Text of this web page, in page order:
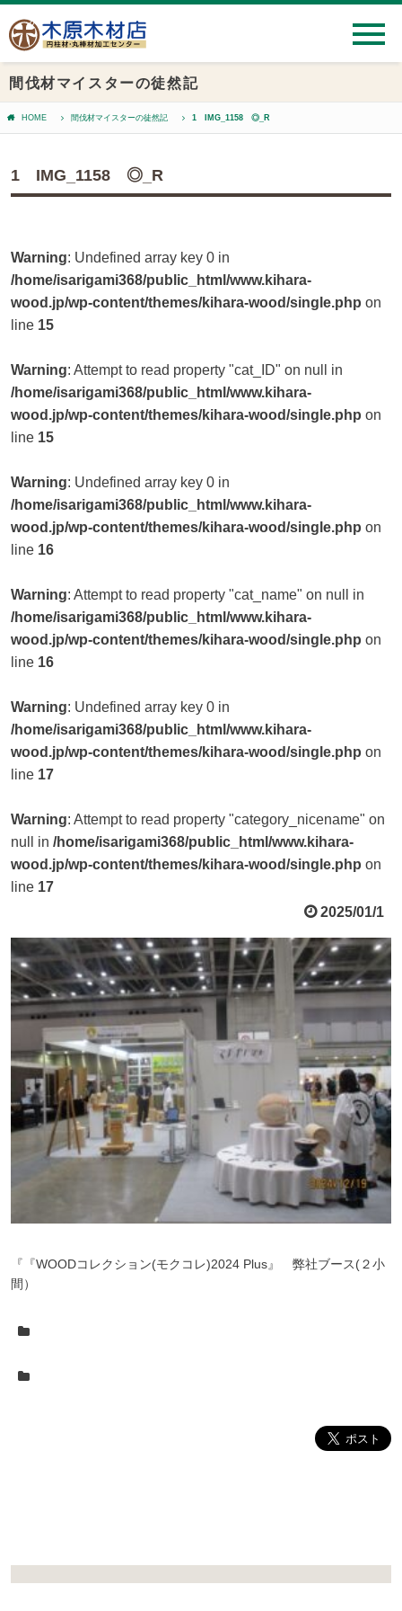
間伐材マイスターの徒然記
HOME 間伐材マイスターの徒然記 1 IMG_1158 ◎_R
1 IMG_1158 ◎_R
Warning: Undefined array key 0 in
/home/isarigami368/public_html/www.kihara-
wood.jp/wp-content/themes/kihara-wood/single.php on
line 15
Warning: Attempt to read property "cat_ID" on null in
/home/isarigami368/public_html/www.kihara-
wood.jp/wp-content/themes/kihara-wood/single.php on
line 15
Warning: Undefined array key 0 in
/home/isarigami368/public_html/www.kihara-
wood.jp/wp-content/themes/kihara-wood/single.php on
line 16
Warning: Attempt to read property "cat_name" on null in
/home/isarigami368/public_html/www.kihara-
wood.jp/wp-content/themes/kihara-wood/single.php on
line 16
Warning: Undefined array key 0 in
/home/isarigami368/public_html/www.kihara-
wood.jp/wp-content/themes/kihara-wood/single.php on
line 17
Warning: Attempt to read property "category_nicename" on
null in /home/isarigami368/public_html/www.kihara-
wood.jp/wp-content/themes/kihara-wood/single.php on
line 17
2025/01/1
『『WOODコレクション(モクコレ)2024 Plus』 弊社ブース(２小
間）